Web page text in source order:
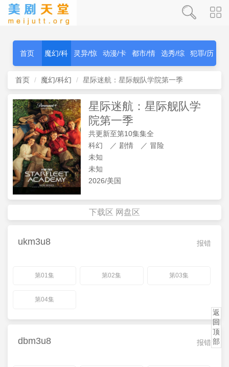
首页 魔幻/科
幻
灵异/惊
秫
动漫/卡
通
都市/情
感
选秀/综
艺
犯罪/历
首页 魔幻/科幻 星际迷航：星际舰队学院第一季
星际迷航：星际舰队学
院第一季
共更新至第10集集全
科幻
／ 剧情 ／ 冒险
未知
未知
2026/美国
下载区 网盘区
报错
ukm3u8
第01集 第02集 第03集
第04集
报错
dbm3u8
返
回
顶
部